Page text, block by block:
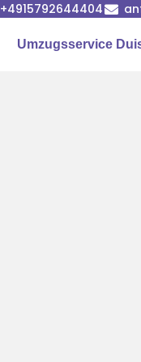
+4915792644404
Umzugsservice